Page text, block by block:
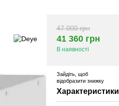
47 000 грн
41 360 грн
В наявності
Зайдіть , щоб
відобразити знижку
Характеристики